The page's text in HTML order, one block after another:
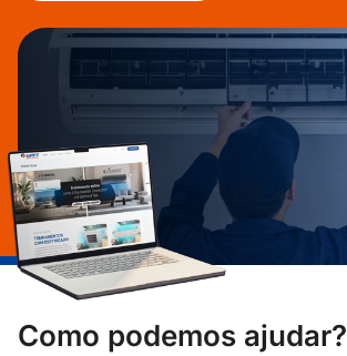
Como podemos ajudar?